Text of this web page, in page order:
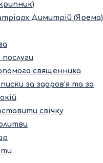
Димитрій (Ярема)
священника
за здоров’я та за
свічку